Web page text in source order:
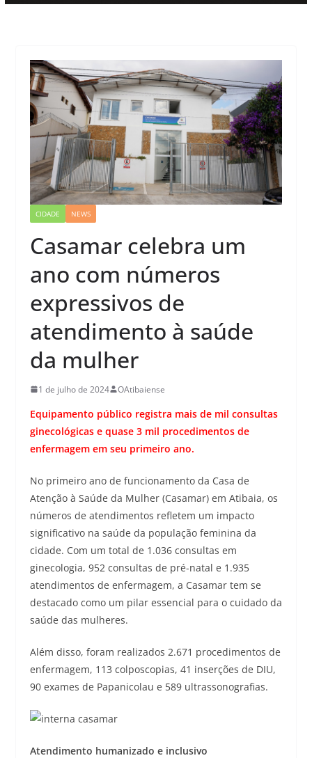
CIDADE NEWS
Casamar celebra um
ano com números
expressivos de
atendimento à saúde
da mulher
1 de julho de 2024 OAtibaiense
Equipamento público registra mais de mil consultas
ginecológicas e quase 3 mil procedimentos de
enfermagem em seu primeiro ano.
No primeiro ano de funcionamento da Casa de
Atenção à Saúde da Mulher (Casamar) em Atibaia, os
números de atendimentos refletem um impacto
significativo na saúde da população feminina da
cidade. Com um total de 1.036 consultas em
ginecologia, 952 consultas de pré-natal e 1.935
atendimentos de enfermagem, a Casamar tem se
destacado como um pilar essencial para o cuidado da
saúde das mulheres.
Além disso, foram realizados 2.671 procedimentos de
enfermagem, 113 colposcopias, 41 inserções de DIU,
90 exames de Papanicolau e 589 ultrassonografias.
Atendimento humanizado e inclusivo